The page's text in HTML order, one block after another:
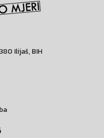
Ilijaš, BIH